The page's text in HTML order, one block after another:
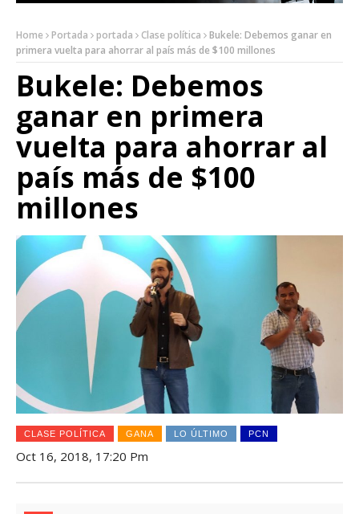
Home Portada portada Clase política
Bukele: Debemos ganar en
primera vuelta para ahorrar al país más de $100 millones
Bukele: Debemos
ganar en primera
vuelta para ahorrar al
país más de $100
millones
CLASE POLÍTICA GANA LO ÚLTIMO PCN
Oct 16, 2018, 17:20 Pm